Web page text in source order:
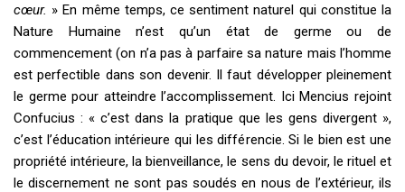
cœur. » En même temps, ce sentiment naturel qui constitue la
Nature Humaine n’est qu’un état de germe ou de
commencement (on n’a pas à parfaire sa nature mais l’homme
est perfectible dans son devenir. Il faut développer pleinement
le germe pour atteindre l’accomplissement. Ici Mencius rejoint
Confucius : « c’est dans la pratique que les gens divergent »,
c’est l’éducation intérieure qui les différencie. Si le bien est une
propriété intérieure, la bienveillance, le sens du devoir, le rituel et
le discernement ne sont pas soudés en nous de l’extérieur, ils